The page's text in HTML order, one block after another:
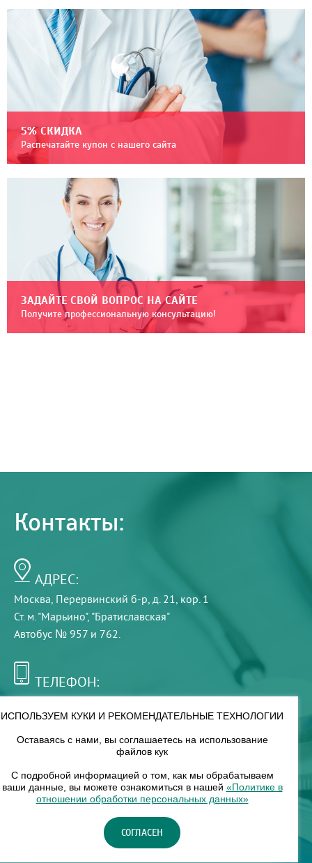
5% СКИДКА
Распечатайте купон с нашего сайта
ЗАДАЙТЕ СВОЙ ВОПРОС НА САЙТЕ
Получите профессиональную консультацию!
Контакты:
АДРЕС:
Москва, Перервинский б-р, д. 21, кор. 1
Ст. м. "Марьино", "Братиславская"
Автобус № 957 и 762.
ТЕЛЕФОН:
РЕЖИМ РАБОТЫ:
8 — 18
НАШ ФИЛИАЛ:
Москва, м. Нагорное, Нагорный б-р, д. 19, кор. 1
ИСПОЛЬЗУЕМ КУКИ И РЕКОМЕНДАТЕЛЬНЫЕ ТЕХНОЛОГИИ
Оставаясь с нами, вы соглашаетесь на использование
файлов кук
С подробной информацией о том, как мы обрабатываем
ваши данные, вы можете ознакомиться в нашей «Политике в
отношении обработки персональных данных»
СОГЛАСЕН